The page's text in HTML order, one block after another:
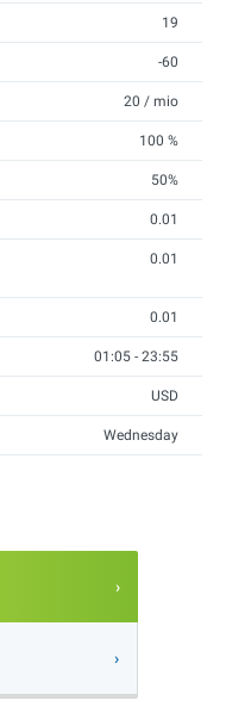
19
-60
20 / mio
100 %
50%
0.01
0.01
0.01
01:05 - 23:55
USD
Wednesday